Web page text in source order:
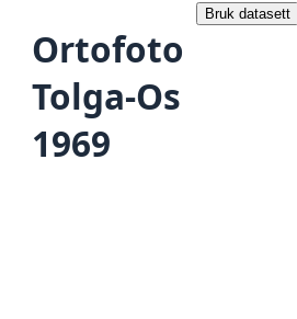
Ortofoto
Tolga-Os
1969
Bruk datasett